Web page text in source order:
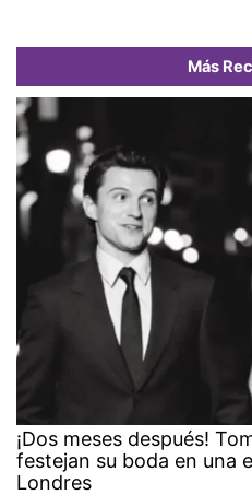
Más
¡Dos meses después!
festejan su boda en una
Londres